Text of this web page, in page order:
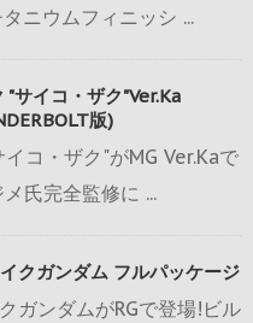
ニウムフィニッシ ...
"サイコ・ザク"Ver.Ka
版)
コ・ザク"がMG Ver.Kaで
氏完全監修に ...
クガンダム フルパッケージ
ガンダムがRGで登場!ビル